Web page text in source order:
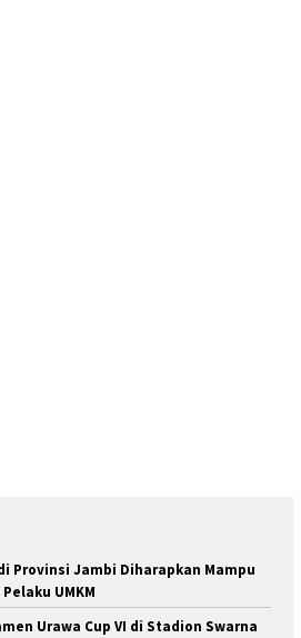
Provinsi Jambi Diharapkan Mampu
UMKM
Urawa Cup VI di Stadion Swarna